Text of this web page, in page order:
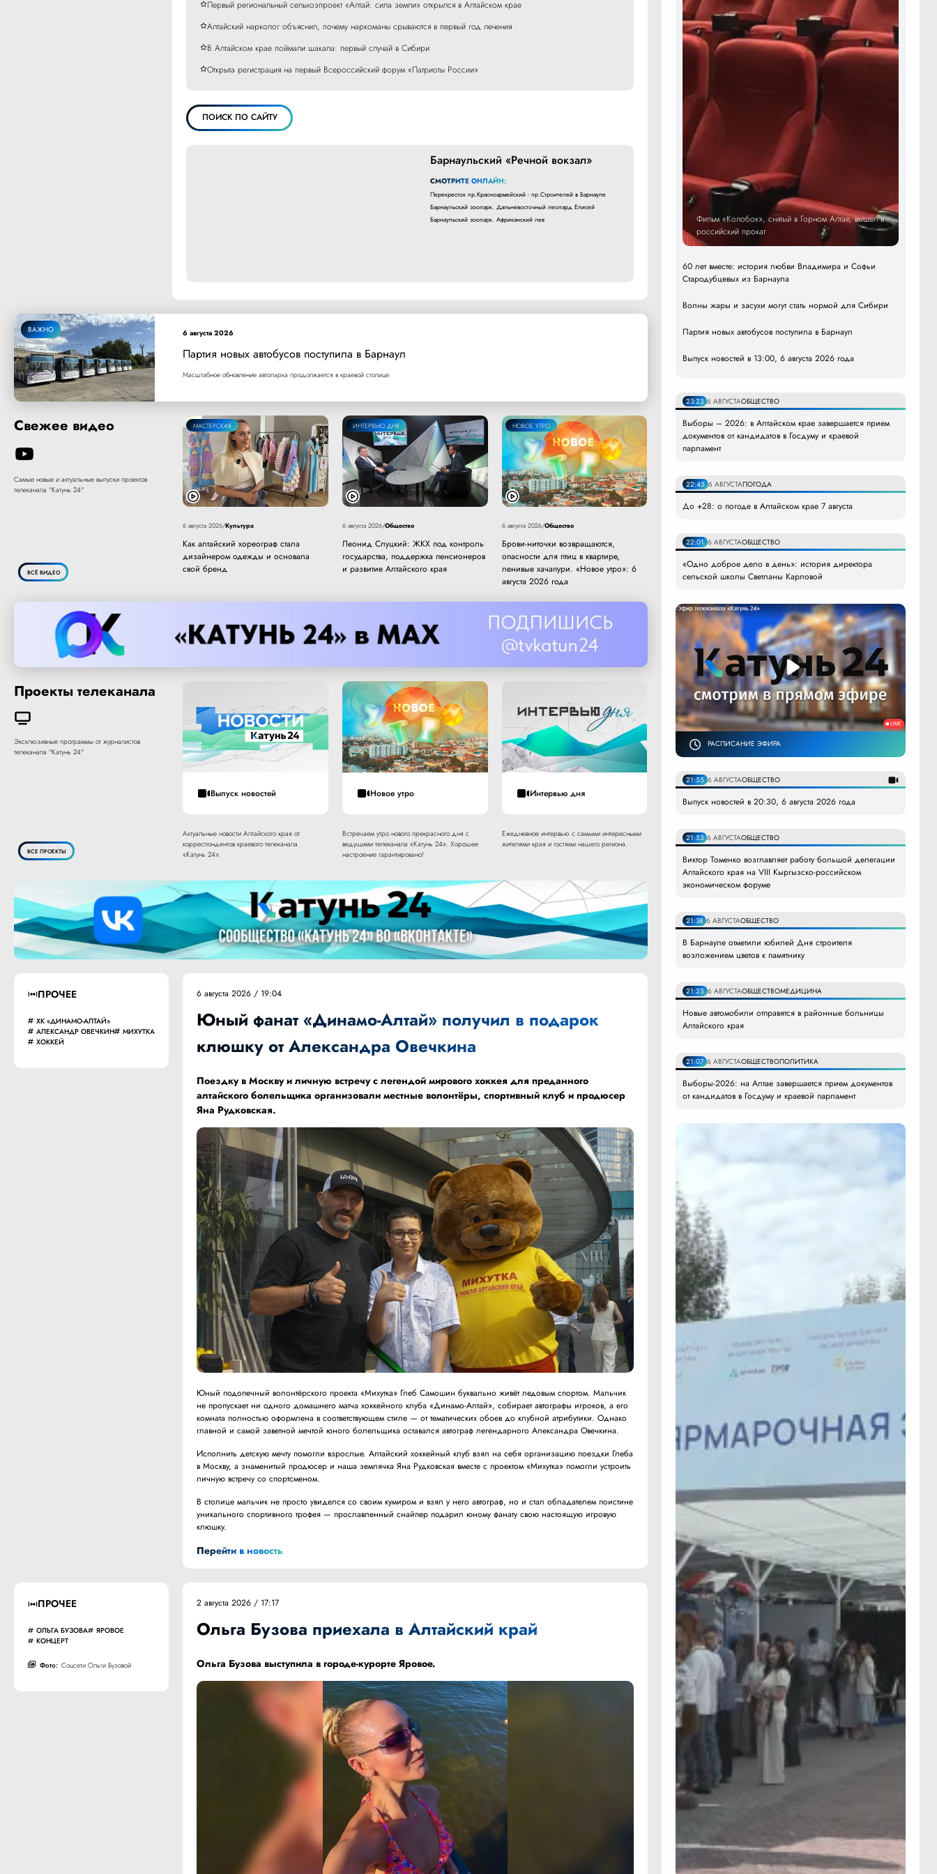
Первый региональный сельхозпроект «Алтай: сила земли» открылся в Алтайском крае
Алтайский нарколог объяснил, почему наркоманы срываются в первый год лечения
В Алтайском крае поймали шакала: первый случай в Сибири
Открыта регистрация на первый Всероссийский форум «Патриоты России»
ПОИСК ПО САЙТУ
Барнаульский «Речной вокзал»
СМОТРИТЕ ОНЛАЙН:
Перекресток пр.Красноармейский - пр.Строителей в Барнауле
Барнаульский зоопарк. Дальневосточный леопард Елисей
Барнаульский зоопарк. Африканский лев
ВАЖНО 6 августа 2026
Партия новых автобусов поступила в Барнаул
Масштабное обновление автопарка продолжается в краевой столице.
Свежее видео
Самые новые и актуальные выпуски проектов
телеканала "Катунь 24"
ВСЁ ВИДЕО
МАСТЕРСКАЯ
6 августа 2026/Культура
Как алтайский хореограф стала
дизайнером одежды и основала
свой бренд
ИНТЕРВЬЮ ДНЯ
6 августа 2026/Общество
Леонид Слуцкий: ЖКХ под контроль
государства, поддержка пенсионеров
и развитие Алтайского края
НОВОЕ УТРО
6 августа 2026/Общество
Брови-ниточки возвращаются,
опасности для птиц в квартире,
ленивые хачапури. «Новое утро»: 6
августа 2026 года
Проекты телеканала
Эксклюзивные программы от журналистов
телеканала "Катунь 24"
ВСЕ ПРОЕКТЫ
Выпуск новостей
Актуальные новости Алтайского края от
корреспондентов краевого телеканала
«Катунь 24».
Новое утро
Встречаем утро нового прекрасного дня с
ведущими телеканала «Катунь 24». Хорошее
настроение гарантировано!
Интервью дня
Ежедневное интервью с самыми интересными
жителями края и гостями нашего региона.
ПРОЧЕЕ
ХК «ДИНАМО-АЛТАЙ»
АЛЕКСАНДР ОВЕЧКИН
МИХУТКА
ХОККЕЙ
6 августа 2026 / 19:04
Юный фанат «Динамо-Алтай» получил в подарок
клюшку от Александра Овечкина
Поездку в Москву и личную встречу с легендой мирового хоккея для преданного
алтайского болельщика организовали местные волонтёры, спортивный клуб и продюсер
Яна Рудковская.
Юный подопечный волонтёрского проекта «Михутка» Глеб Самошин буквально живёт ледовым спортом. Мальчик
не пропускает ни одного домашнего матча хоккейного клуба «Динамо-Алтай», собирает автографы игроков, а его
комната полностью оформлена в соответствующем стиле — от тематических обоев до клубной атрибутики. Однако
главной и самой заветной мечтой юного болельщика оставался автограф легендарного Александра Овечкина.
Исполнить детскую мечту помогли взрослые. Алтайский хоккейный клуб взял на себя организацию поездки Глеба
в Москву, а знаменитый продюсер и наша землячка Яна Рудковская вместе с проектом «Михутка» помогли устроить
личную встречу со спортсменом.
В столице мальчик не просто увиделся со своим кумиром и взял у него автограф, но и стал обладателем поистине
уникального спортивного трофея — прославленный снайпер подарил юному фанату свою настоящую игровую
клюшку.
Перейти в новость
ПРОЧЕЕ
ОЛЬГА БУЗОВА
ЯРОВОЕ
КОНЦЕРТ
Фото: Соцсети Ольги Бузовой
2 августа 2026 / 17:17
Ольга Бузова приехала в Алтайский край
Ольга Бузова выступила в городе-курорте Яровое.
Фильм «Колобок», снятый в Горном Алтае, вышел в
российский прокат
60 лет вместе: история любви Владимира и Софьи
Стародубцевых из Барнаула
Волны жары и засухи могут стать нормой для Сибири
Партия новых автобусов поступила в Барнаул
Выпуск новостей в 13:00, 6 августа 2026 года
23:23 6 АВГУСТАОБЩЕСТВО
Выборы – 2026: в Алтайском крае завершается прием
документов от кандидатов в Госдуму и краевой
парламент
22:45 6 АВГУСТАПОГОДА
До +28: о погоде в Алтайском крае 7 августа
22:01 6 АВГУСТАОБЩЕСТВО
«Одно доброе дело в день»: история директора
сельской школы Светланы Карловой
РАСПИСАНИЕ ЭФИРА
21:55 6 АВГУСТАОБЩЕСТВО
Выпуск новостей в 20:30, 6 августа 2026 года
21:53 6 АВГУСТАОБЩЕСТВО
Виктор Томенко возглавляет работу большой делегации
Алтайского края на VIII Кыргызско-российском
экономическом форуме
21:38 6 АВГУСТАОБЩЕСТВО
В Барнауле отметили юбилей Дня строителя
возложением цветов к памятнику
21:25 6 АВГУСТАОБЩЕСТВОМЕДИЦИНА
Новые автомобили отправятся в районные больницы
Алтайского края
21:07 6 АВГУСТАОБЩЕСТВОПОЛИТИКА
Выборы-2026: на Алтае завершается прием документов
от кандидатов в Госдуму и краевой парламент